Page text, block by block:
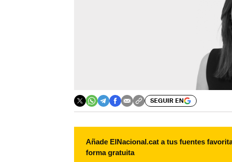
SEGUIR EN
Añade ElNacional.cat a tus fuentes
forma gratuita